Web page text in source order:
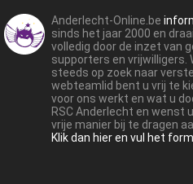
Anderlecht-Online.be
sinds het jaar 2000 en
volledig door de inzet van
supporters en vrijwilligers.
steeds op zoek naar
webteamlid bent u vrij te
voor ons werkt en wat u
RSC Anderlecht en wenst
vrije manier bij te dragen
Klik dan hier en vul het